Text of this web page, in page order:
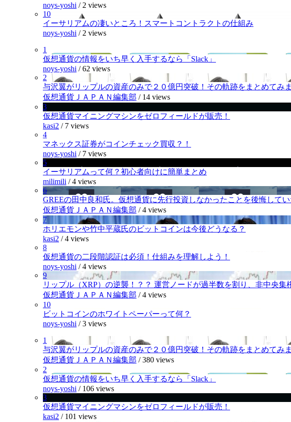
noys-yoshi / 2 views
10
イーサリアムの凄いところ！スマートコントラクトの仕組み
noys-yoshi / 2 views
1
仮想通貨の情報をいち早く入手するなら「Slack」
noys-yoshi /62 views
2
与沢翼がリップルの資産のみで２０億円突破！その軌跡をまとめてみま
仮想通貨ＪＡＰＡＮ編集部 / 14 views
3
仮想通貨マイニングマシンをゼロフィールドが販売！
kasi2 / 7 views
4
マネックス証券がコインチェック買収？！
noys-yoshi / 7 views
5
イーサリアムって何？初心者向けに簡単まとめ
milimili /4 views
6
GREEの田中良和氏。仮想通貨に先行投資しなかったことを後悔してい
仮想通貨ＪＡＰＡＮ編集部 /4 views
7
ホリエモンや竹中平蔵氏のビットコインは今後どうなる？
kasi2 /4 views
8
仮想通貨の二段階認証は必須！仕組みを理解しよう！
noys-yoshi /4 views
9
リップル（XRP）の逆襲！？？ 運営ノードが過半数を割り、非中央集
仮想通貨ＪＡＰＡＮ編集部 /4 views
10
ビットコインのホワイトペーパーって何？
noys-yoshi /3 views
1
与沢翼がリップルの資産のみで２０億円突破！その軌跡をまとめてみま
仮想通貨ＪＡＰＡＮ編集部 /380 views
2
仮想通貨の情報をいち早く入手するなら「Slack」
noys-yoshi / 106 views
3
仮想通貨マイニングマシンをゼロフィールドが販売！
kasi2 / 101 views